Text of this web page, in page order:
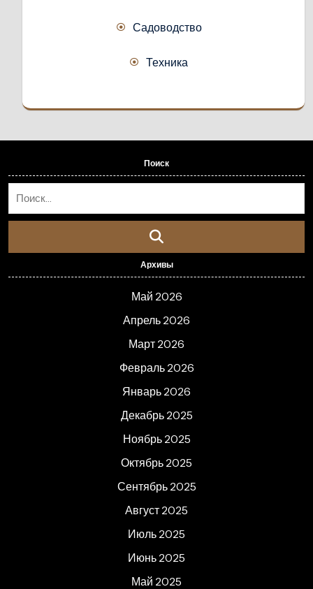
Садоводство
Техника
Поиск
Архивы
Май 2026
Апрель 2026
Март 2026
Февраль 2026
Январь 2026
Декабрь 2025
Ноябрь 2025
Октябрь 2025
Сентябрь 2025
Август 2025
Июль 2025
Июнь 2025
Май 2025